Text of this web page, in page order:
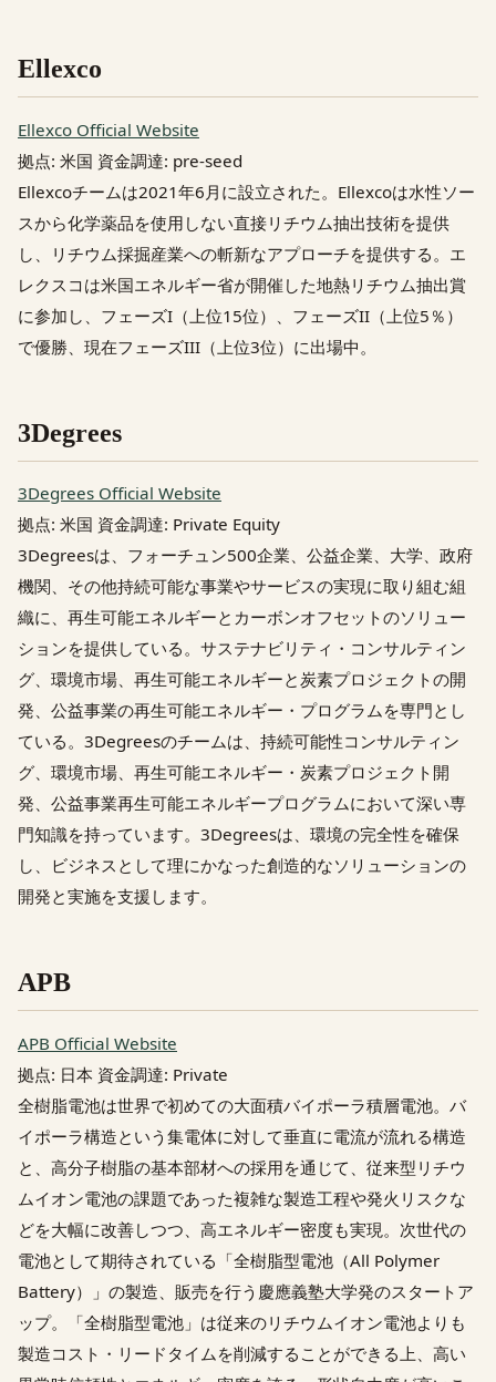
Ellexco
Ellexco Official Website
拠点: 米国 資金調達: pre-seed
Ellexcoチームは2021年6月に設立された。Ellexcoは水性ソー
スから化学薬品を使用しない直接リチウム抽出技術を提供
し、リチウム採掘産業への斬新なアプローチを提供する。エ
レクスコは米国エネルギー省が開催した地熱リチウム抽出賞
に参加し、フェーズI（上位15位）、フェーズII（上位5％）
で優勝、現在フェーズIII（上位3位）に出場中。
3Degrees
3Degrees Official Website
拠点: 米国 資金調達: Private Equity
3Degreesは、フォーチュン500企業、公益企業、大学、政府
機関、その他持続可能な事業やサービスの実現に取り組む組
織に、再生可能エネルギーとカーボンオフセットのソリュー
ションを提供している。サステナビリティ・コンサルティン
グ、環境市場、再生可能エネルギーと炭素プロジェクトの開
発、公益事業の再生可能エネルギー・プログラムを専門とし
ている。3Degreesのチームは、持続可能性コンサルティン
グ、環境市場、再生可能エネルギー・炭素プロジェクト開
発、公益事業再生可能エネルギープログラムにおいて深い専
門知識を持っています。3Degreesは、環境の完全性を確保
し、ビジネスとして理にかなった創造的なソリューションの
開発と実施を支援します。
APB
APB Official Website
拠点: 日本 資金調達: Private
全樹脂電池は世界で初めての大面積バイポーラ積層電池。バ
イポーラ構造という集電体に対して垂直に電流が流れる構造
と、高分子樹脂の基本部材への採用を通じて、従来型リチウ
ムイオン電池の課題であった複雑な製造工程や発火リスクな
どを大幅に改善しつつ、高エネルギー密度も実現。次世代の
電池として期待されている「全樹脂型電池（All Polymer
Battery）」の製造、販売を行う慶應義塾大学発のスタートア
ップ。「全樹脂型電池」は従来のリチウムイオン電池よりも
製造コスト・リードタイムを削減することができる上、高い